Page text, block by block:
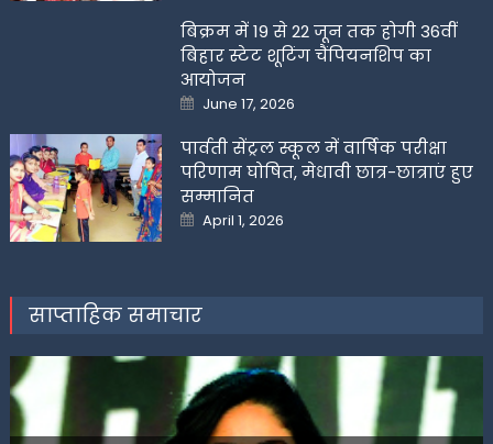
बिक्रम में 19 से 22 जून तक होगी 36वीं
बिहार स्टेट शूटिंग चैंपियनशिप का
आयोजन
Posted
on
June 17, 2026
पार्वती सेंट्रल स्कूल में वार्षिक परीक्षा
परिणाम घोषित, मेधावी छात्र-छात्राएं हुए
सम्मानित
Posted
on
April 1, 2026
साप्ताहिक समाचार